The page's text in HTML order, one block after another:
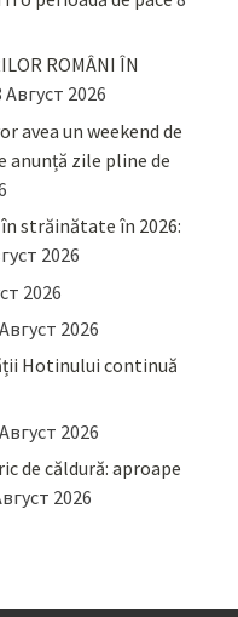
ROMÂNI ÎN
Август 2026
avea un weekend de
anunță zile pline de
străinătate în 2026:
2026
2026
2026
Hotinului continuă
2026
de căldură: aproape
2026